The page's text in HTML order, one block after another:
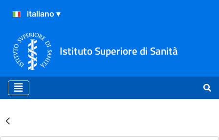
Istituto Superiore di Sanità
Risultati della Ricerca -